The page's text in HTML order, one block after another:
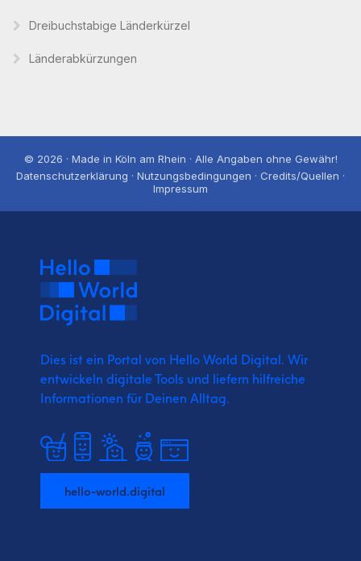
Dreibuchstabige Länderkürzel
Länderabkürzungen
© 2026 · Made in Köln am Rhein · Alle Angaben ohne Gewähr!
Datenschutzerklärung · Nutzungsbedingungen · Credits/Quellen ·
Impressum
Dies ist ein Portal von Hello World Digital. Wir
entwickeln digitale Tools und liefern hilfreiche
Informationen für Deinen Alltag.
hello-world.digital